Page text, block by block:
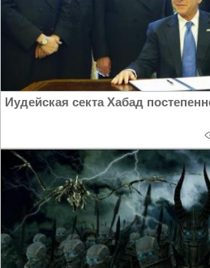
Иудейская секта Хабад